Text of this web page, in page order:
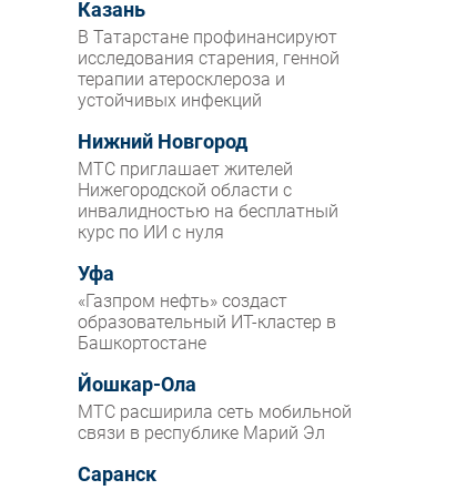
Казань
В Татарстане профинансируют
исследования старения, генной
терапии атеросклероза и
устойчивых инфекций
Нижний Новгород
МТС приглашает жителей
Нижегородской области с
инвалидностью на бесплатный
курс по ИИ с нуля
Уфа
«Газпром нефть» создаст
образовательный ИТ-кластер в
Башкортостане
Йошкар-Ола
МТС расширила сеть мобильной
связи в республике Марий Эл
Саранск